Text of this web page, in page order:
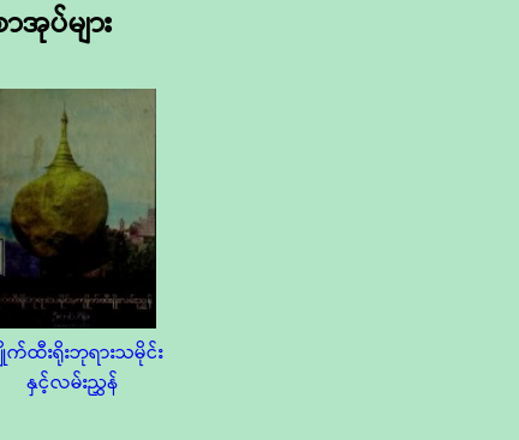
အုပ်များ
ထီးရိုးဘုရားသမိုင်း
နှင့်လမ်းညွှန်